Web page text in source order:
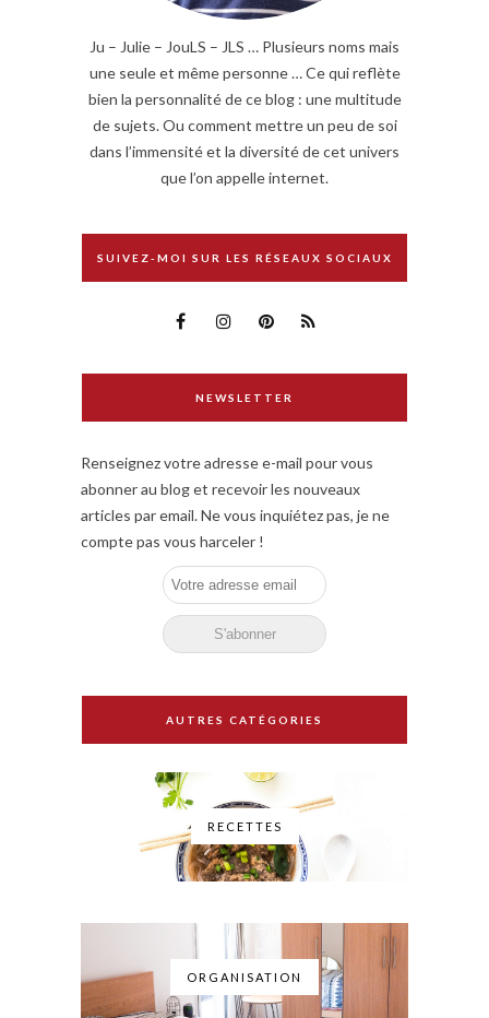
Ju – Julie – JouLS – JLS … Plusieurs noms mais
une seule et même personne … Ce qui reflète
bien la personnalité de ce blog : une multitude
de sujets. Ou comment mettre un peu de soi
dans l’immensité et la diversité de cet univers
que l’on appelle internet.
SUIVEZ-MOI SUR LES RÉSEAUX SOCIAUX
NEWSLETTER
Renseignez votre adresse e-mail pour vous
abonner au blog et recevoir les nouveaux
articles par email. Ne vous inquiétez pas, je ne
compte pas vous harceler !
AUTRES CATÉGORIES
RECETTES
ORGANISATION